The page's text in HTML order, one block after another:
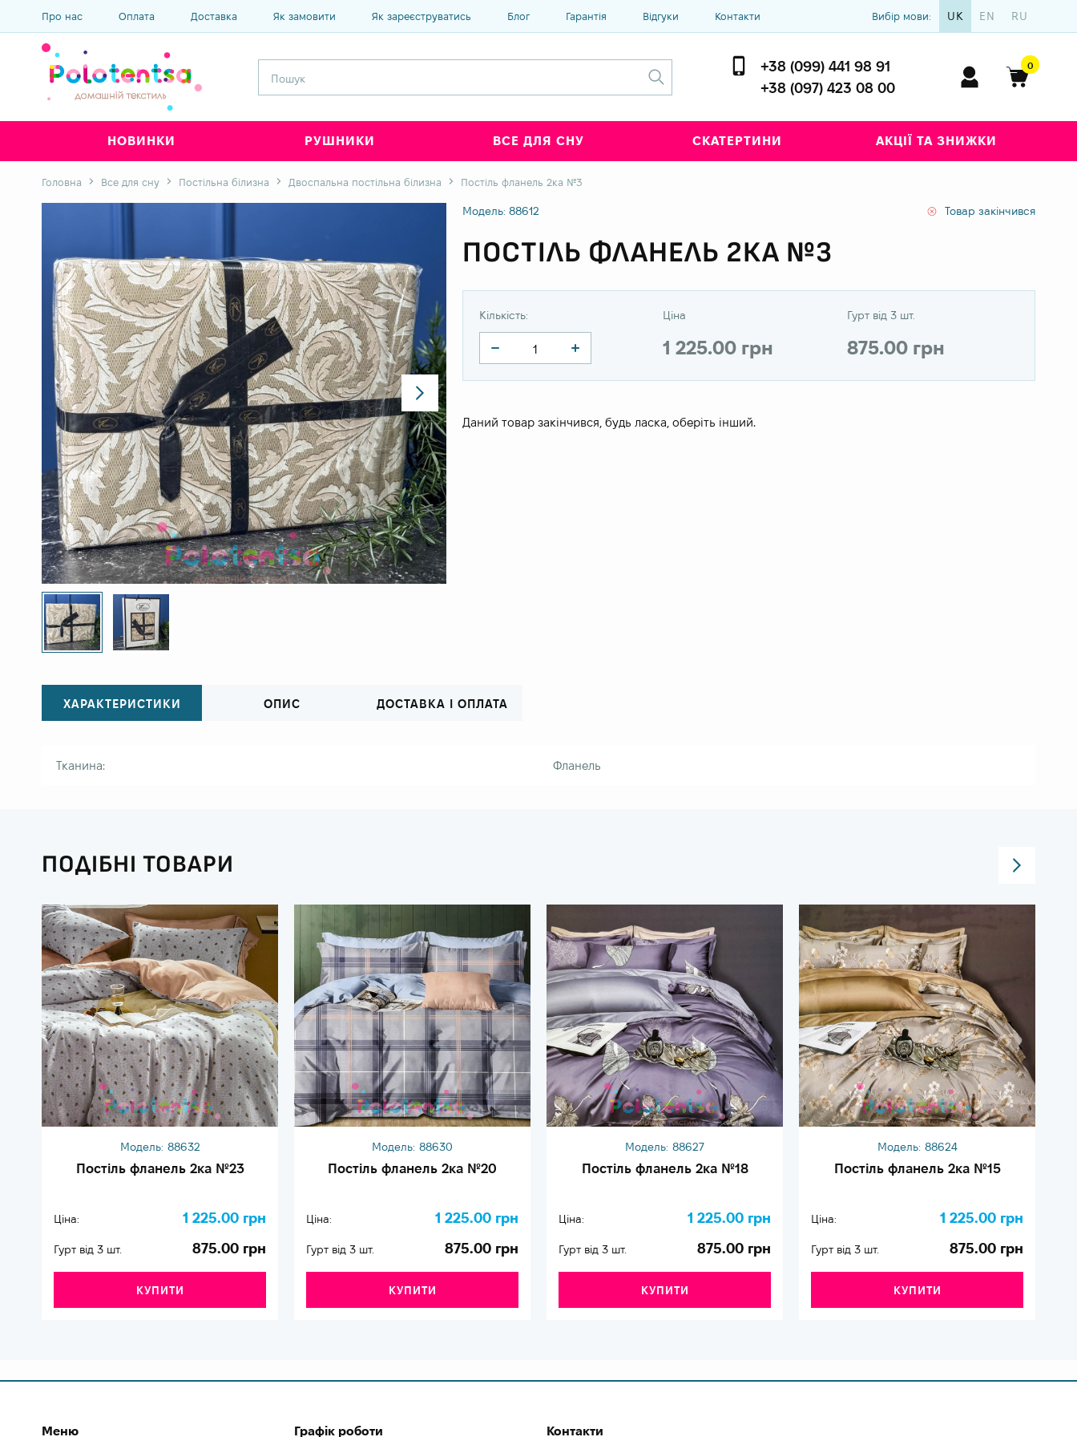
Про нас Оплата Доставка Як замовити Як зареєструватись Блог Гарантія Відгуки Контакти Вибір мови: UK EN RU
+38 (099) 441 98 91
+38 (097) 423 08 00
0
НОВИНКИ РУШНИКИ ВСЕ ДЛЯ СНУ СКАТЕРТИНИ АКЦІЇ ТА ЗНИЖКИ
Головна Все для сну Постільна білизна Двоспальна постільна білизна Постіль фланель 2ка №3
Модель: 88612 Товар закінчився
ПОСТІЛЬ ФЛАНЕЛЬ 2КА №3
Кількість: Ціна
1 225.00 грн
Гурт від 3 шт.
875.00 грн
Даний товар закінчився, будь ласка, оберіть інший.
ХАРАКТЕРИСТИКИ ОПИС ДОСТАВКА І ОПЛАТА
Тканина: Фланель
ПОДІБНІ ТОВАРИ
Модель: 88632
Постіль фланель 2ка №23
Ціна: 1 225.00 грн
Гурт від 3 шт. 875.00 грн
КУПИТИ
Модель: 88630
Постіль фланель 2ка №20
Ціна: 1 225.00 грн
Гурт від 3 шт. 875.00 грн
КУПИТИ
Модель: 88627
Постіль фланель 2ка №18
Ціна: 1 225.00 грн
Гурт від 3 шт. 875.00 грн
КУПИТИ
Модель: 88624
Постіль фланель 2ка №15
Ціна: 1 225.00 грн
Гурт від 3 шт. 875.00 грн
КУПИТИ
Меню Графік роботи Контакти